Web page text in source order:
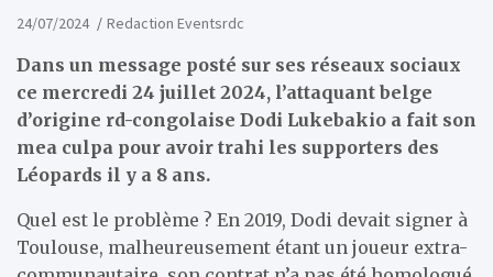
24/07/2024 Redaction Eventsrdc
Dans un message posté sur ses réseaux sociaux
ce mercredi 24 juillet 2024, l’attaquant belge
d’origine rd-congolaise Dodi Lukebakio a fait son
mea culpa pour avoir trahi les supporters des
Léopards il y a 8 ans.
Quel est le problème ? En 2019, Dodi devait signer à
Toulouse, malheureusement étant un joueur extra-